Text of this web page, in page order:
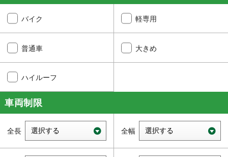
バイク 軽専用
普通車 大きめ
ハイルーフ
車両制限